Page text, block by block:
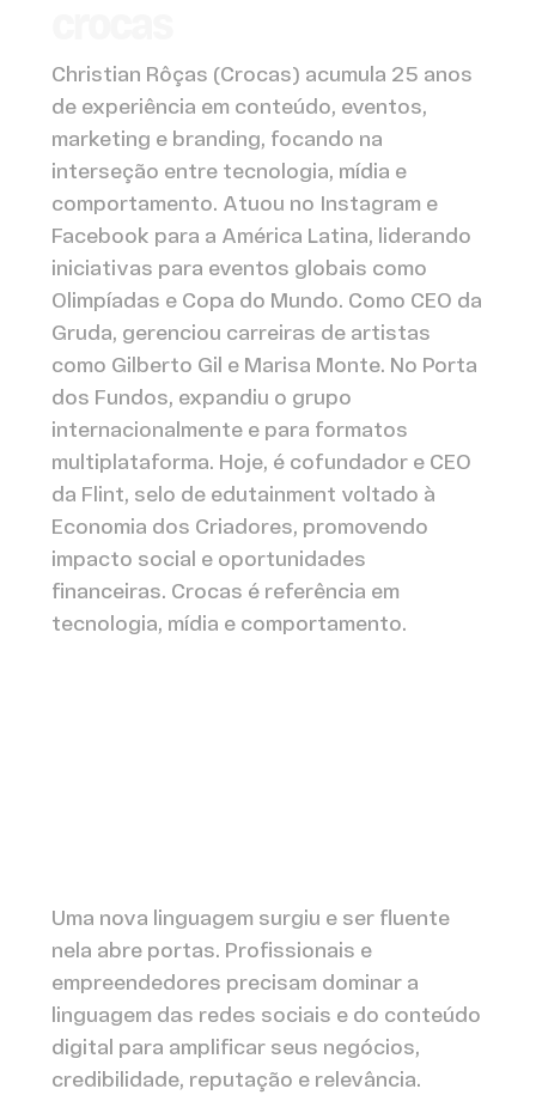
Uma nova linguagem surgiu e ser fluente
nela abre portas. Profissionais e
empreendedores precisam dominar a
linguagem das redes sociais e do conteúdo
digital para amplificar seus negócios,
credibilidade, reputação e relevância.
Christian Rôças (Crocas) acumula 25 anos
de experiência em conteúdo, eventos,
marketing e branding, focando na
interseção entre tecnologia, mídia e
comportamento. Atuou no Instagram e
Facebook para a América Latina, liderando
iniciativas para eventos globais como
Olimpíadas e Copa do Mundo. Como CEO da
Gruda, gerenciou carreiras de artistas
como Gilberto Gil e Marisa Monte. No Porta
dos Fundos, expandiu o grupo
internacionalmente e para formatos
multiplataforma. Hoje, é cofundador e CEO
da Flint, selo de edutainment voltado à
Economia dos Criadores, promovendo
impacto social e oportunidades
financeiras. Crocas é referência em
tecnologia, mídia e comportamento.